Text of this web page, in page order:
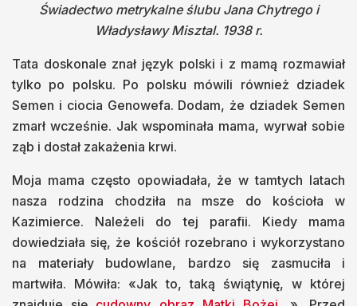
Świadectwo metrykalne ślubu Jana Chytrego i
Władysławy Misztal. 1938 r.
Tata doskonale znał język polski i z mamą rozmawiał
tylko po polsku. Po polsku mówili również dziadek
Semen i ciocia Genowefa. Dodam, że dziadek Semen
zmarł wcześnie. Jak wspominała mama, wyrwał sobie
ząb i dostał zakażenia krwi.
Moja mama często opowiadała, że w tamtych latach
nasza rodzina chodziła na msze do kościoła w
Kazimierce. Należeli do tej parafii. Kiedy mama
dowiedziała się, że kościół rozebrano i wykorzystano
na materiały budowlane, bardzo się zasmuciła i
martwiła. Mówiła: «Jak to, taką świątynię, w której